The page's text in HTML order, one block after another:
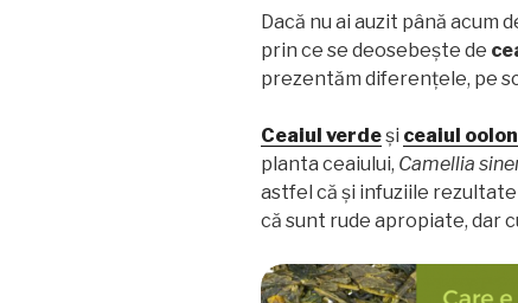
Dacă nu ai auzit până acum
prin ce se deosebește de
prezentăm diferențele, pe
Ceaiul verdeși ceaiul
planta ceaiului, Camellia
astfel că și infuziile
că sunt rude apropiate, dar